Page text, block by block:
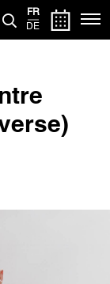
FR
DE